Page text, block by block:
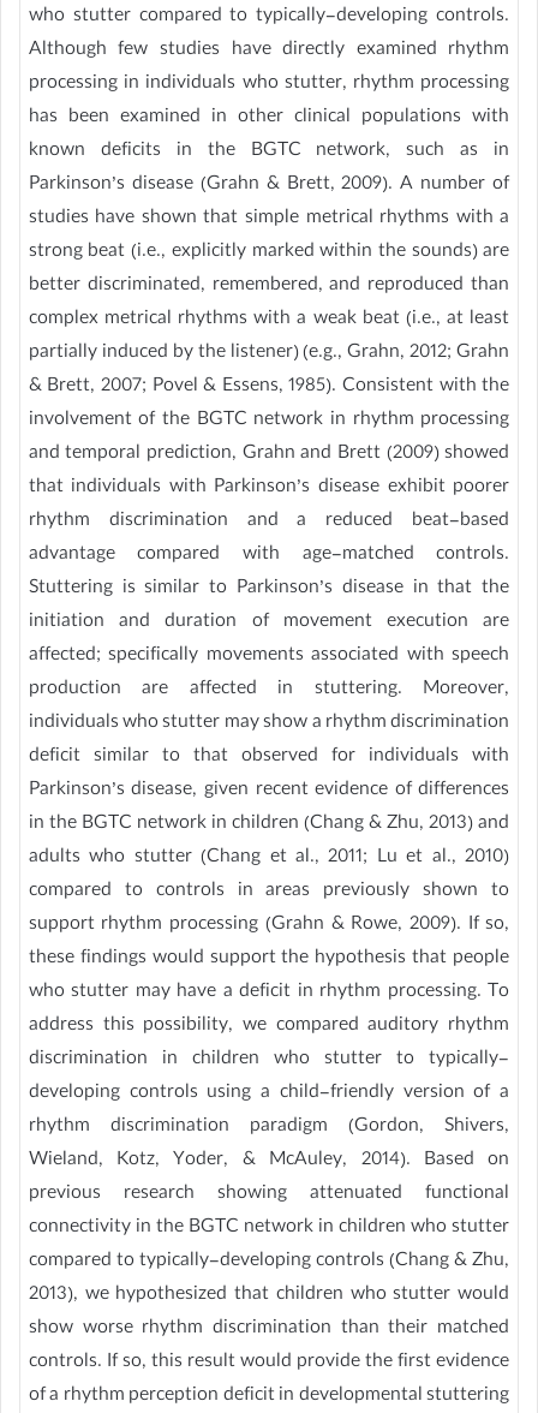
who stutter compared to typically-developing controls.
Although few studies have directly examined rhythm
processing in individuals who stutter, rhythm processing
has been examined in other clinical populations with
known deficits in the BGTC network, such as in
Parkinson’s disease (Grahn & Brett, 2009). A number of
studies have shown that simple metrical rhythms with a
strong beat (i.e., explicitly marked within the sounds) are
better discriminated, remembered, and reproduced than
complex metrical rhythms with a weak beat (i.e., at least
partially induced by the listener) (e.g., Grahn, 2012; Grahn
& Brett, 2007; Povel & Essens, 1985). Consistent with the
involvement of the BGTC network in rhythm processing
and temporal prediction, Grahn and Brett (2009) showed
that individuals with Parkinson’s disease exhibit poorer
rhythm discrimination and a reduced beat-based
advantage compared with age-matched controls.
Stuttering is similar to Parkinson’s disease in that the
initiation and duration of movement execution are
affected; specifically movements associated with speech
production are affected in stuttering. Moreover,
individuals who stutter may show a rhythm discrimination
deficit similar to that observed for individuals with
Parkinson’s disease, given recent evidence of differences
in the BGTC network in children (Chang & Zhu, 2013) and
adults who stutter (Chang et al., 2011; Lu et al., 2010)
compared to controls in areas previously shown to
support rhythm processing (Grahn & Rowe, 2009). If so,
these findings would support the hypothesis that people
who stutter may have a deficit in rhythm processing. To
address this possibility, we compared auditory rhythm
discrimination in children who stutter to typically-
developing controls using a child-friendly version of a
rhythm discrimination paradigm (Gordon, Shivers,
Wieland, Kotz, Yoder, & McAuley, 2014). Based on
previous research showing attenuated functional
connectivity in the BGTC network in children who stutter
compared to typically-developing controls (Chang & Zhu,
2013), we hypothesized that children who stutter would
show worse rhythm discrimination than their matched
controls. If so, this result would provide the first evidence
of a rhythm perception deficit in developmental stuttering